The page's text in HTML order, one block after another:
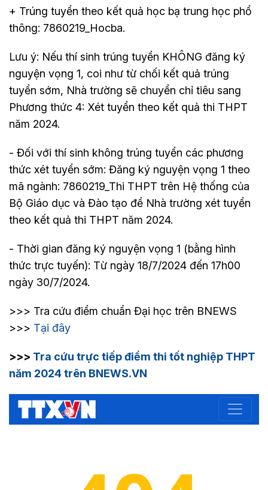
+ Trúng tuyển theo kết quả học bạ trung học phổ
thông: 7860219_Hocba.
Lưu ý: Nếu thí sinh trúng tuyển KHÔNG đăng ký
nguyện vọng 1, coi như từ chối kết quả trúng
tuyển sớm, Nhà trường sẽ chuyển chỉ tiêu sang
Phương thức 4: Xét tuyển theo kết quả thi THPT
năm 2024.
- Đối với thí sinh không trúng tuyển các phương
thức xét tuyển sớm: Đăng ký nguyện vọng 1 theo
mã ngành: 7860219_Thi THPT trên Hệ thống của
Bộ Giáo dục và Đào tạo để Nhà trường xét tuyển
theo kết quả thi THPT năm 2024.
- Thời gian đăng ký nguyện vọng 1 (bằng hình
thức trực tuyến): Từ ngày 18/7/2024 đến 17h00
ngày 30/7/2024.
>>> Tra cứu điểm chuẩn Đại học trên BNEWS
>>> Tại đây
>>> Tra cứu trực tiếp điểm thi tốt nghiệp THPT
năm 2024 trên BNEWS.VN